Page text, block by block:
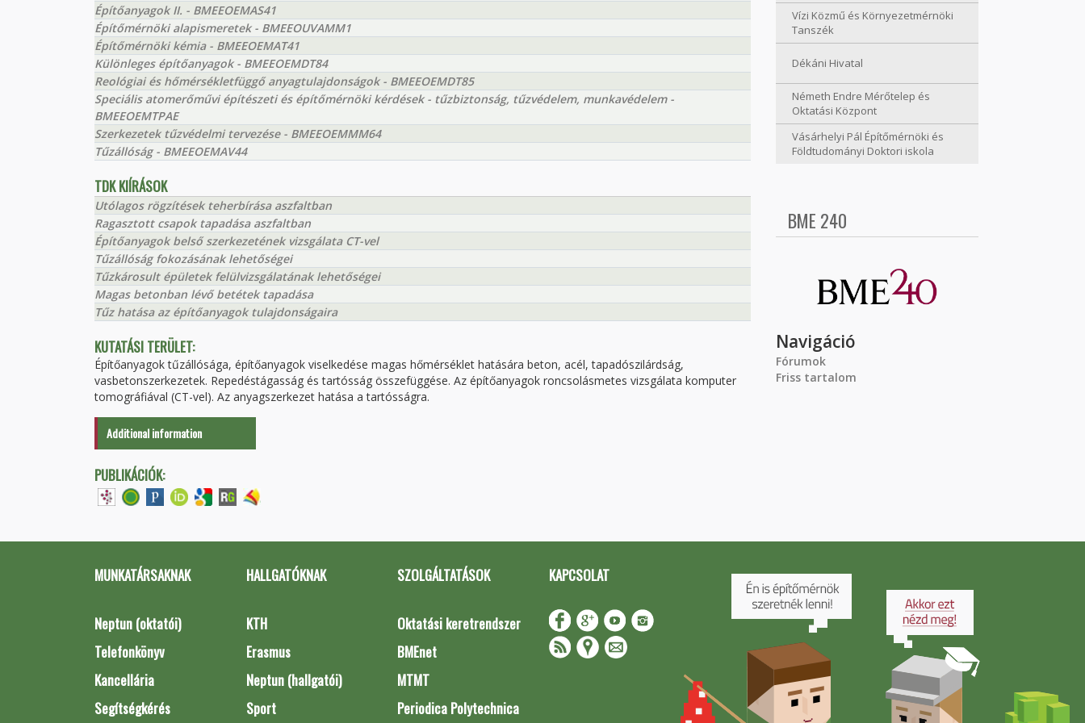
Építőanyagok II. - BMEEOEMAS41
Építőmérnöki alapismeretek - BMEEOUVAMM1
Építőmérnöki kémia - BMEEOEMAT41
Különleges építőanyagok - BMEEOEMDT84
Reológiai és hőmérsékletfüggő anyagtulajdonságok - BMEEOEMDT85
Speciális atomerőművi építészeti és építőmérnöki kérdések - tűzbiztonság, tűzvédelem, munkavédelem -
BMEEOEMTPAE
Szerkezetek tűzvédelmi tervezése - BMEEOEMMM64
Tűzállóság - BMEEOEMAV44
TDK KIÍRÁSOK
Utólagos rögzítések teherbírása aszfaltban
Ragasztott csapok tapadása aszfaltban
Építőanyagok belső szerkezetének vizsgálata CT-vel
Tűzállóság fokozásának lehetőségei
Tűzkárosult épületek felülvizsgálatának lehetőségei
Magas betonban lévő betétek tapadása
Tűz hatása az építőanyagok tulajdonságaira
KUTATÁSI TERÜLET:
Építőanyagok tűzállósága, építőanyagok viselkedése magas hőmérséklet hatására beton, acél, tapadószilárdság,
vasbetonszerkezetek. Repedéstágasság és tartósság összefüggése. Az építőanyagok roncsolásmetes vizsgálata komputer
tomográfiával (CT-vel). Az anyagszerkezet hatása a tartósságra.
Additional information
PUBLIKÁCIÓK:
Vízi Közmű és Környezetmérnöki
Tanszék
Dékáni Hivatal
Németh Endre Mérőtelep és
Oktatási Központ
Vásárhelyi Pál Építőmérnöki és
Földtudományi Doktori iskola
BME 240
Navigáció
Fórumok
Friss tartalom
MUNKATÁRSAKNAK
Neptun (oktatói)
Telefonkönyv
Kancellária
Segítségkérés
HALLGATÓKNAK
KTH
Erasmus
Neptun (hallgatói)
Sport
SZOLGÁLTATÁSOK
Oktatási keretrendszer
BMEnet
MTMT
Periodica Polytechnica
KAPCSOLAT